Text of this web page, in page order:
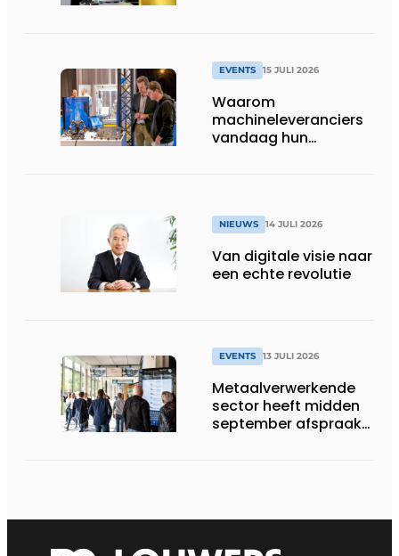
EVENTS 15 JULI 2026
Waarom
machineleveranciers
vandaag hun
NIEUWS 14 JULI 2026
Van digitale visie naar
een echte revolutie
EVENTS 13 JULI 2026
Metaalverwerkende
sector heeft midden
september afspraak